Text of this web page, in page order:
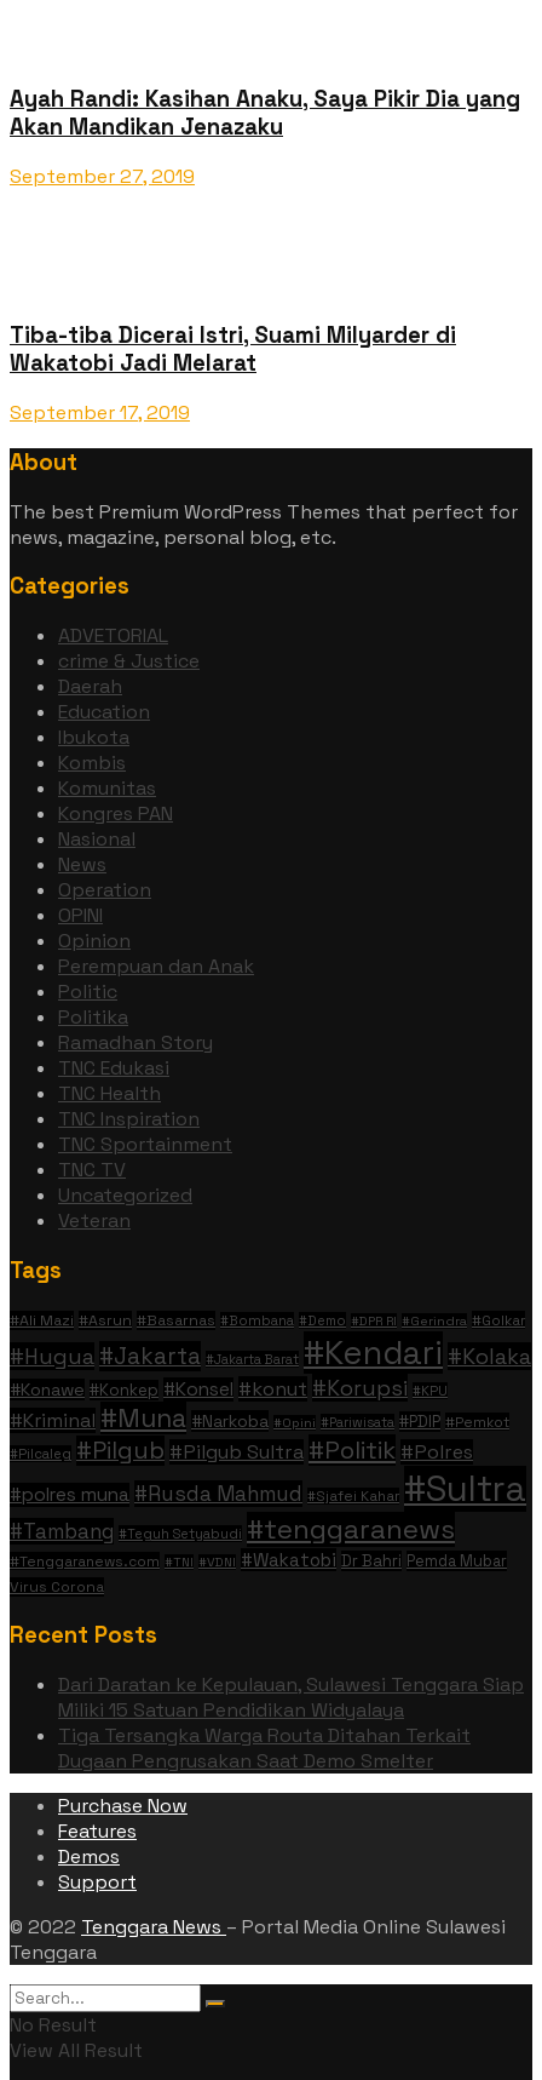
Ayah Randi: Kasihan Anaku, Saya Pikir Dia yang
Akan Mandikan Jenazaku
September 27, 2019
Tiba-tiba Dicerai Istri, Suami Milyarder di
Wakatobi Jadi Melarat
September 17, 2019
About
The best Premium WordPress Themes that perfect for
news, magazine, personal blog, etc.
Categories
ADVETORIAL
crime & Justice
Daerah
Education
Ibukota
Kombis
Komunitas
Kongres PAN
Nasional
News
Operation
OPINI
Opinion
Perempuan dan Anak
Politic
Politika
Ramadhan Story
TNC Edukasi
TNC Health
TNC Inspiration
TNC Sportainment
TNC TV
Uncategorized
Veteran
Tags
#Ali Mazi #Asrun #Basarnas #Bombana #Demo #DPR RI #Gerindra #Golkar
#Hugua #Jakarta #Jakarta Barat #Kendari #Kolaka
#Konawe #Konkep #Konsel #konut #Korupsi #KPU
#Kriminal #Muna #Narkoba #Opini #Pariwisata #PDIP #Pemkot
#Pilcaleg #Pilgub #Pilgub Sultra #Politik #Polres
#polres muna #Rusda Mahmud #Sjafei Kahar #Sultra
#Tambang #Teguh Setyabudi #tenggaranews
#Tenggaranews.com #TNI #VDNI #Wakatobi Dr Bahri Pemda Mubar
Virus Corona
Recent Posts
Dari Daratan ke Kepulauan, Sulawesi Tenggara Siap
Miliki 15 Satuan Pendidikan Widyalaya
Tiga Tersangka Warga Routa Ditahan Terkait
Dugaan Pengrusakan Saat Demo Smelter
Purchase Now
Features
Demos
Support
© 2022 Tenggara News – Portal Media Online Sulawesi
Tenggara
No Result
View All Result